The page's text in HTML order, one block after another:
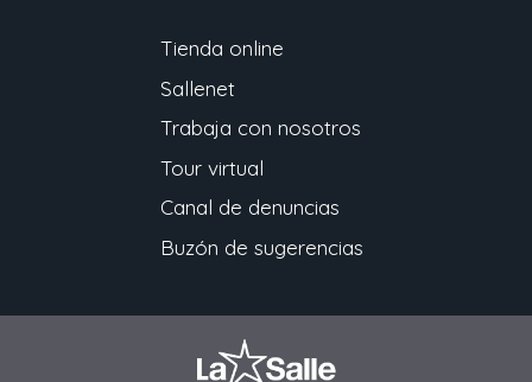
Tienda online
Sallenet
Trabaja con nosotros
Tour virtual
Canal de denuncias
Buzón de sugerencias